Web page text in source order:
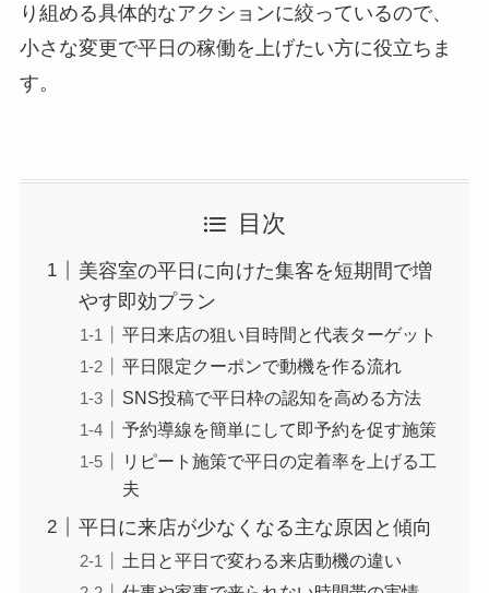
り組める具体的なアクションに絞っているので、
小さな変更で平日の稼働を上げたい方に役立ちま
す。
目次
美容室の平日に向けた集客を短期間で増
やす即効プラン
平日来店の狙い目時間と代表ターゲット
平日限定クーポンで動機を作る流れ
SNS投稿で平日枠の認知を高める方法
予約導線を簡単にして即予約を促す施策
リピート施策で平日の定着率を上げる工
夫
平日に来店が少なくなる主な原因と傾向
土日と平日で変わる来店動機の違い